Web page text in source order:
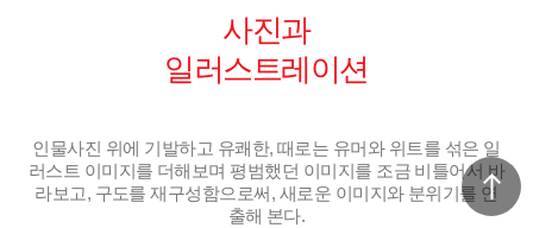
사진과
일러스트레이션
인물사진 위에 기발하고 유쾌한, 때로는 유머와 위트를 섞은 일
러스트 이미지를 더해보며 평범했던 이미지를 조금 비틀어서 바
라보고, 구도를 재구성함으로써, 새로운 이미지와 분위기를 연
출해 본다.